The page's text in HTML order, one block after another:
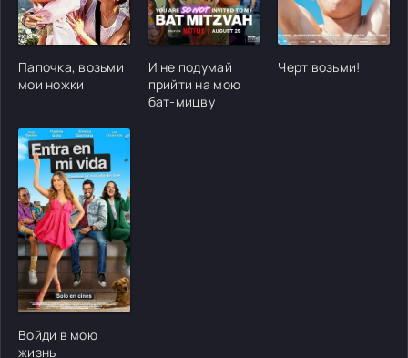
[/xfgiven_cvh_poster_urlcvh_poster_url]
Папочка, возьми
мои ножки
[/xfgiven_cvh_poster_urlcvh_poster_url]
И не подумай
прийти на мою
бат-мицву
[/
Черт возьми!
[/xfgiven_cvh_poster_urlcvh_poster_url]
Войди в мою
жизнь